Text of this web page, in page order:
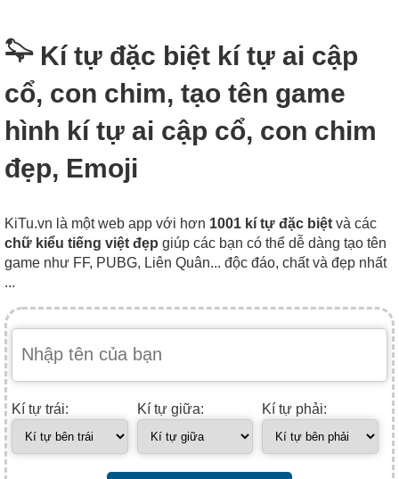
𓅍 Kí tự đặc biệt kí tự ai cập
cổ, con chim, tạo tên game
hình kí tự ai cập cổ, con chim
đẹp, Emoji
KiTu.vn là một web app với hơn 1001 kí tự đặc biệt và các
chữ kiểu tiếng việt đẹp giúp các bạn có thể dễ dàng tạo tên
game như FF, PUBG, Liên Quân... độc đáo, chất và đẹp nhất
...
Kí tự trái: Kí tự giữa: Kí tự phải: